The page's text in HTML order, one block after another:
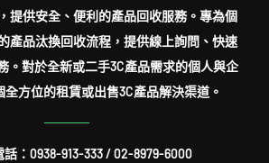
提供安全、便利的產品回收服務。專為個
產品汰換回收流程，提供線上詢問、快速
。對於全新或二手3C產品需求的個人與企
全方位的租賃或出售3C產品解決渠道。
： 0938-913-333/02-8979-6000